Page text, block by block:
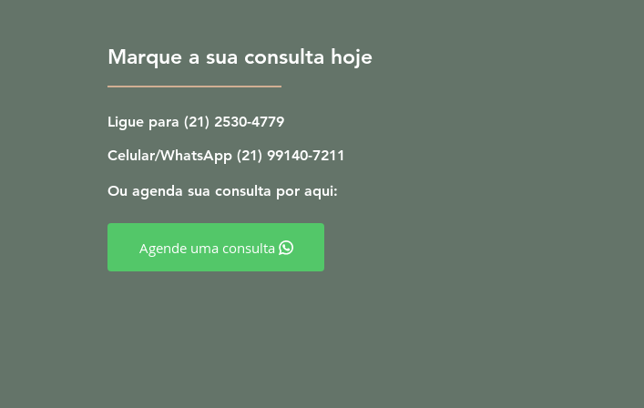
Marque a sua consulta hoje
Ligue para (21) 2530-4779
Celular/WhatsApp (21) 99140-7211
Ou agenda sua consulta por aqui:
Agende uma consulta